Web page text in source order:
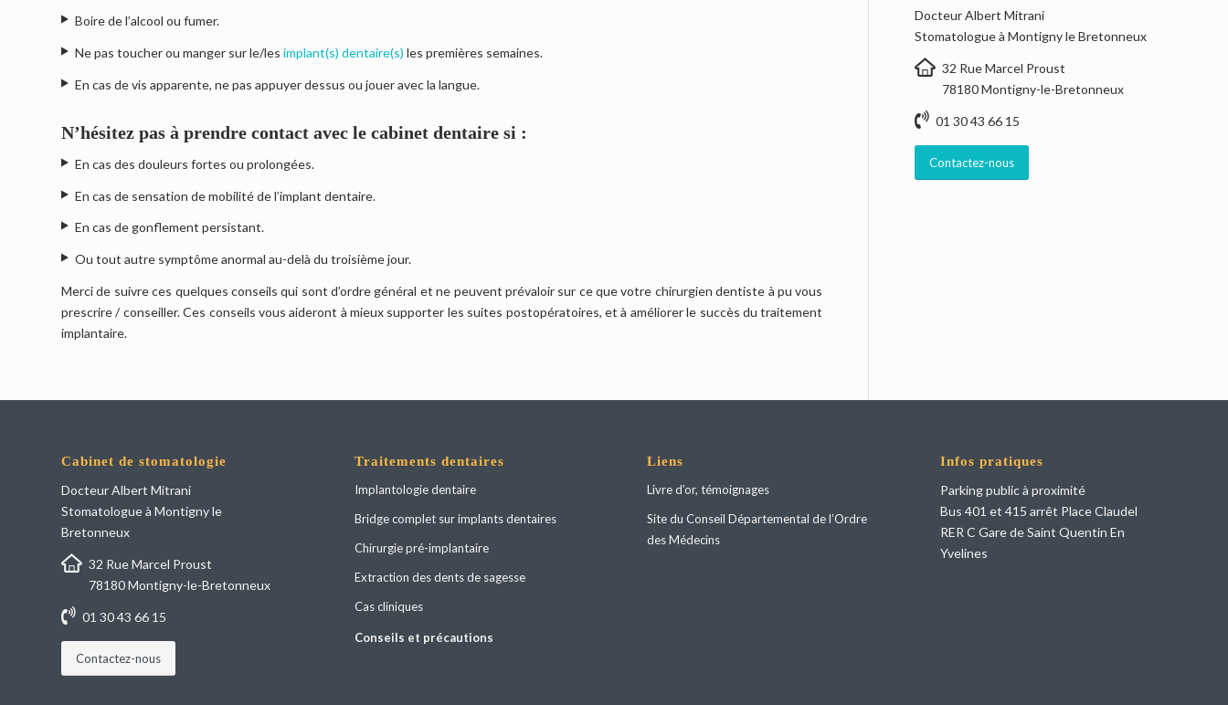
Boire de l’alcool ou fumer.
Ne pas toucher ou manger sur le/les implant(s) dentaire(s) les premières semaines.
En cas de vis apparente, ne pas appuyer dessus ou jouer avec la langue.
N’hésitez pas à prendre contact avec le cabinet dentaire si :
En cas des douleurs fortes ou prolongées.
En cas de sensation de mobilité de l’implant dentaire.
En cas de gonflement persistant.
Ou tout autre symptôme anormal au-delà du troisième jour.
Merci de suivre ces quelques conseils qui sont d’ordre général et ne peuvent prévaloir sur ce que votre chirurgien dentiste à pu vous
prescrire / conseiller. Ces conseils vous aideront à mieux supporter les suites postopératoires, et à améliorer le succès du traitement
implantaire.
Docteur Albert Mitrani
Stomatologue à Montigny le Bretonneux
32 Rue Marcel Proust
78180 Montigny-le-Bretonneux
01 30 43 66 15
Contactez-nous
Cabinet de stomatologie
Docteur Albert Mitrani
Stomatologue à Montigny le
Bretonneux
32 Rue Marcel Proust
78180 Montigny-le-Bretonneux
01 30 43 66 15
Contactez-nous
Traitements dentaires
Implantologie dentaire
Bridge complet sur implants dentaires
Chirurgie pré-implantaire
Extraction des dents de sagesse
Cas cliniques
Conseils et précautions
Liens
Livre d’or, témoignages
Site du Conseil Départemental de l’Ordre
des Médecins
Infos pratiques
Parking public à proximité
Bus 401 et 415 arrêt Place Claudel
RER C Gare de Saint Quentin En
Yvelines